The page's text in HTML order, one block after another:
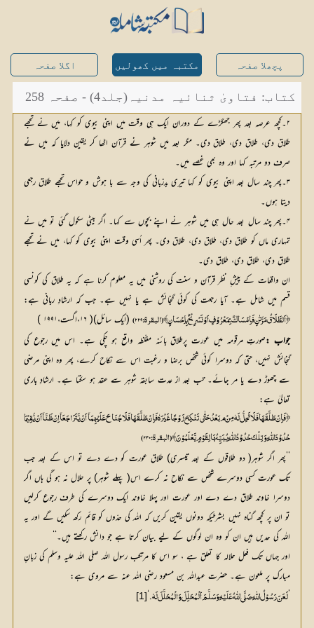
پچھلا صفحہ مکتبہ میں کھولیں اگلا صفحہ
کتاب: فتاویٰ ثنائیہ مدنیہ(جلد4) - صفحہ 258
۲۔کچھ عرصہ بعد پھر جھگڑے کے دوران ایک ہی وقت میں اپنی بیوی کو کہا، میں نے تجھے
طلاق دی، طلاق دی، طلاق دی۔ مگر بعد میں شوہر نے قرآن اٹھا کر یقین دلایا کہ میں نے
صرف دو مرتبہ کہا اور وہ بھی غصے میں۔
۳۔پھر چند سال بعد اپنی بیوی کو کہا تیری بدزبانی کی وجہ سے با ہوش و حواس تجھے طلاق رجعی
دیتا ہوں۔
۴۔پھر چند سال بعد حال ہی میں شوہر نے اپنے بچوں سے کہا۔ اگر بیٹی سکول گئی تو میں نے
تمہاری ماں کو طلاق دی، طلاق دی، طلاق دی۔ پھر اُسی وقت اپنی بیوی کو کہا، میں نے تجھے
طلاق دی، طلاق دی، طلاق دی۔
ان واقعات کے پیش ِ نظر قرآن و سنت کی روشنی میں یہ معلوم کرنا ہے کہ یہ طلاق کی کونسی
قسم میں شامل ہے۔ آیا رجعت کی کوئی گنجائش ہے یا نہیں ہے۔ جب کہ ارشادِ ربانی ہے:
﴿اَلطَّلَاقُ مَرَّتٰنِ فَاِمْسَاکٌ بِمَعْرُوْفٍ اَوْتَسْرِیْحٌ بِاِحْسَانٍ﴾ (البقرۃ:۲۲۹)
(ایک سائل)( ۱۶،اگست،۱۹۹۱ )
جواب :
تعالیٰ ہے:
﴿ فَاِنْ طَلَّقَہَا فَلَا تَحِلُّ لَہٗ مِنْ م بَعْدُ حَتّٰی تَنْکِحَ زَوْجًا غَیْرَہٗ فَاِنْ طَلَّقَہَا فَلَا جُنَاحَ عَلَیْہِمَآ اَنْ یَّتَرَاجَعَآ اِنْ ظَنَّآ اَنْ یُّقِیْمَا
حُدُوْدَ اللّٰہِ وَ تِلْکَ حُدُوْدُ اللّٰہِ یُبَیِّنُہَا لِقَوْمٍ یَّعْلَمُوْنَ﴾ (البقرۃ:۲۳۰)
’’پھر اگر شوہر( دو طلاقوں کے بعد تیسری) طلاق عورت کو دے دے تو اس کے بعد جب
تک عورت کسی دوسرے شخص سے نکاح نہ کرے اس( پہلے شوہر) پر حلال نہ ہو گی ہاں اگر
دوسرا خاوند طلاق دے دے اور عورت اور پہلا خاوند ایک دوسرے کی طرف رجوع کرلیں
تو ان پر کچھ گناہ نہیں بشرطیکہ دونوں یقین کریں کہ اللہ کی حدّوں کو قائم رکھ سکیں گے اور یہ
اللہ کی حدیں ہیں ان کو وہ ان لوگوں کے لیے بیان کرتا ہے جو دانش رکھتے ہیں۔‘‘
اور جہاں تک فعل حلالہ کا تعلق ہے ، سو اس کا مرتکب رسول اللہ صلی اللہ علیہ وسلم کی زبانِ
مبارک پر ملعون ہے۔ حضرت عبداللہ بن مسعود رضی اللہ عنہ سے مروی ہے:
لَعَنَ رَسُوْلُ اللّٰہِ صَلَّی اللّٰہُ عَلَیْہِ وَ سَلَّمَ اَلْمُحَلِّلَ وَالْمُحَلَّلَ لَہٗ۔ [1]